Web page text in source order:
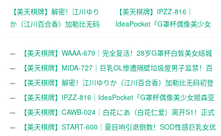
【美天棋牌】解密！江川ゆり
か（江川百合香）加勒比无码
角是谁？
【美天棋牌】IPZZ-816｜
IdeaPocket「G罩杯偶像美少女
消息公开
【美天棋牌】WAAA-679｜完全复活！28岁G罩杯白皙美女结城
莉乃怪病痊愈，新作本周上线
【美天棋牌】MIDA-727｜巨乳OL惨遭隔壁垃圾屋男子监禁！百
田光稀白皙美貌卷入惊悚事件
【美天棋牌】解密！江川ゆりか（江川百合香）加勒比无码初登
场，「天使のSEX」女主角是谁？
【美天棋牌】IPZZ-816｜IdeaPocket「G罩杯偶像美少女姬森亚
梦」曝光新动向，最新消息公开
【美天棋牌】CAWB-024｜白花にあ（白花仁爱）离开S1！正式
解禁，新作引发热议
【美天棋牌】START-600｜夏目响引退倒数！SOD性感巨乳女优